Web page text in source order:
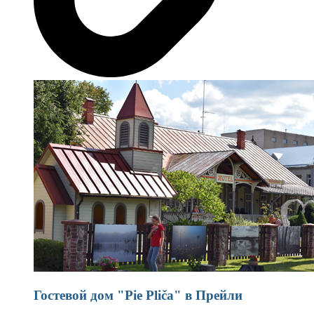
Гостевой дом "Pie Pliča" в Прейли